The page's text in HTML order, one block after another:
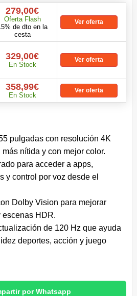
279,00€
Oferta Flash
de dto en la
cesta
Ver oferta
329,00€
En Stock
Ver oferta
358,99€
En Stock
Ver oferta
pulgadas con resolución 4K
nítida y con mejor color.
para acceder a apps,
y control por voz desde el
Dolby Vision para mejorar
escenas HDR.
de 120 Hz que ayuda
deportes, acción y juego
por Whatsapp